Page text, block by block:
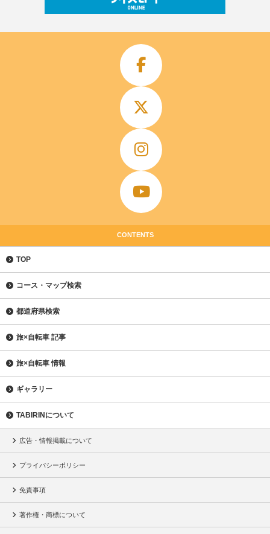
CONTENTS
TOP
コース・マップ検索
都道府県検索
旅×自転車 記事
旅×自転車 情報
ギャラリー
TABIRINについて
広告・情報掲載について
プライバシーポリシー
免責事項
著作権・商標について